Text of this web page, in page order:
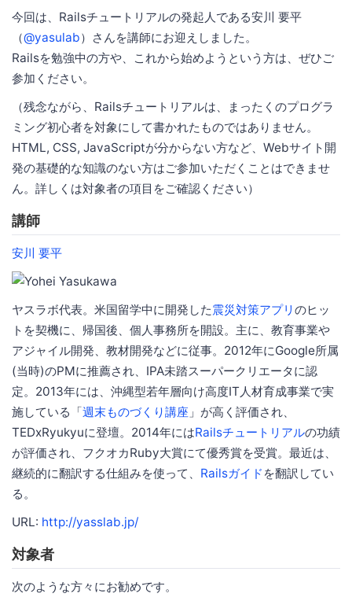
今回は、Railsチュートリアルの発起人である安川 要平
（@yasulab）さんを講師にお迎えしました。
Railsを勉強中の方や、これから始めようという方は、ぜひご
参加ください。
（残念ながら、Railsチュートリアルは、まったくのプログラ
ミング初心者を対象にして書かれたものではありません。
HTML, CSS, JavaScriptが分からない方など、Webサイト開
発の基礎的な知識のない方はご参加いただくことはできませ
ん。詳しくは対象者の項目をご確認ください）
講師
安川 要平
ヤスラボ代表。米国留学中に開発した震災対策アプリ のヒッ
トを契機に、帰国後、個人事務所を開設。主に、教育事業や
アジャイル開発、教材開発などに従事。2012年にGoogle所属
(当時)のPMに推薦され、IPA未踏スーパークリエータに認
定。2013年には、沖縄型若年層向け高度IT人材育成事業で実
施している「週末ものづくり講座 」が高く評価され、
TEDxRyukyuに登壇。2014年にはRailsチュートリアルの功績
が評価され、フクオカRuby大賞にて優秀賞を受賞。最近は、
継続的に翻訳する仕組みを使って、 Railsガイド を翻訳してい
る。
URL: http://yasslab.jp/
対象者
次のような方々にお勧めです。